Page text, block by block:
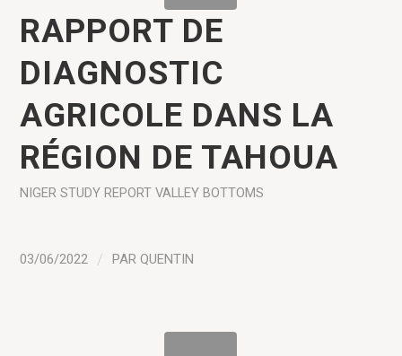
RAPPORT DE
DIAGNOSTIC
AGRICOLE DANS LA
RÉGION DE TAHOUA
NIGER STUDY REPORT VALLEY BOTTOMS
03/06/2022 / PARQUENTIN